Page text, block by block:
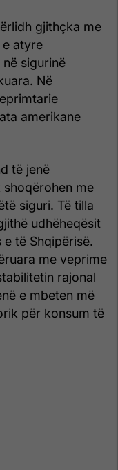
gjithçka me
atyre
sigurinë
Në
amerikane
të jenë
shoqërohen me
siguri. Të tilla
udhëheqësit
të Shqipërisë.
me veprime
rajonal
e mbeten më
për konsum të